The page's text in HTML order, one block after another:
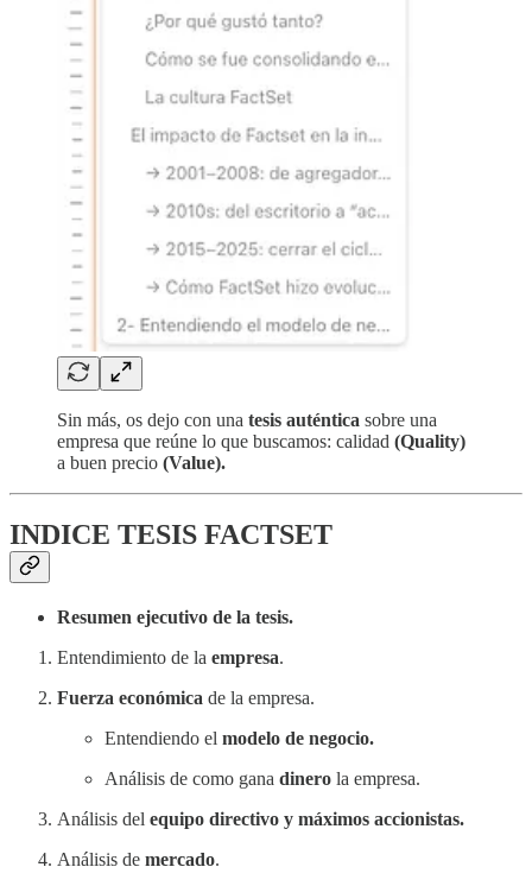
Sin más, os dejo con una tesis auténtica sobre una
empresa que reúne lo que buscamos: calidad (Quality)
a buen precio (Value).
INDICE TESIS FACTSET
Resumen ejecutivo de la tesis.
Entendimiento de la empresa.
Fuerza económica de la empresa.
Entendiendo el modelo de negocio.
Análisis de como gana dinero la empresa.
Análisis del equipo directivo y máximos accionistas.
Análisis de mercado.